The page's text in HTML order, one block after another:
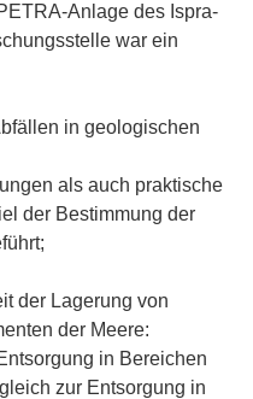
Anlage des Ispra-
war ein
in geologischen
als auch praktische
der Bestimmung der
der Lagerung von
der Meere:
in Bereichen
zur Entsorgung in